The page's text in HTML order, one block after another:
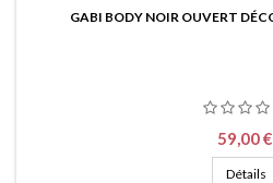
GABI BODY NOIR OUVERT
Prix
59,00 €
Détails